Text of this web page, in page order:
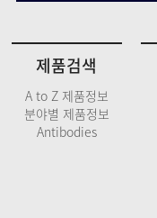
제품검색
A to Z 제품정보
분야별 제품정보
Antibodies